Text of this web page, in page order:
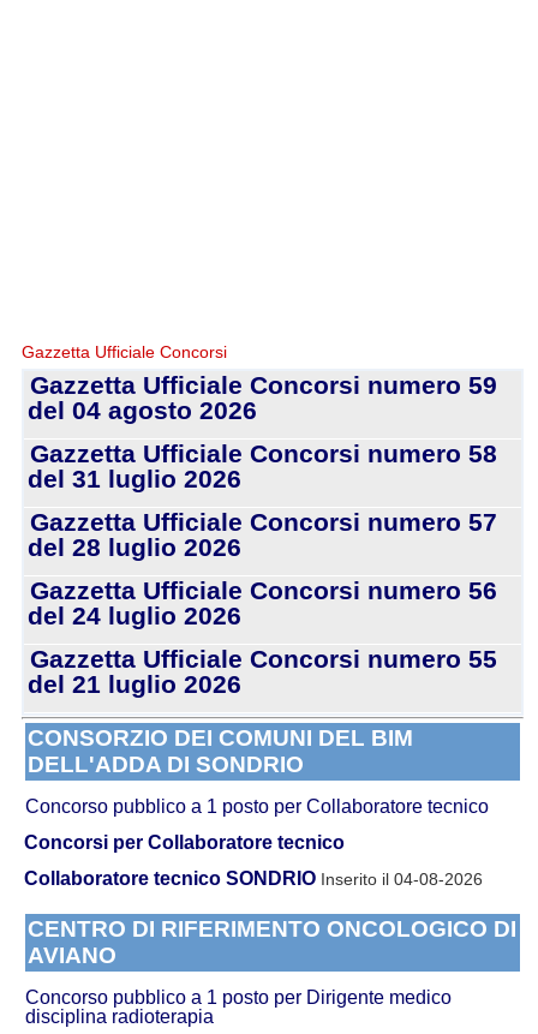
Gazzetta Ufficiale Concorsi
Gazzetta Ufficiale Concorsi numero 59
del 04 agosto 2026
Gazzetta Ufficiale Concorsi numero 58
del 31 luglio 2026
Gazzetta Ufficiale Concorsi numero 57
del 28 luglio 2026
Gazzetta Ufficiale Concorsi numero 56
del 24 luglio 2026
Gazzetta Ufficiale Concorsi numero 55
del 21 luglio 2026
CONSORZIO DEI COMUNI DEL BIM
DELL'ADDA DI SONDRIO
Concorso pubblico a 1 posto per Collaboratore tecnico
Concorsi per Collaboratore tecnico
Collaboratore tecnico SONDRIO Inserito il 04-08-2026
CENTRO DI RIFERIMENTO ONCOLOGICO DI
AVIANO
Concorso pubblico a 1 posto per Dirigente medico
disciplina radioterapia